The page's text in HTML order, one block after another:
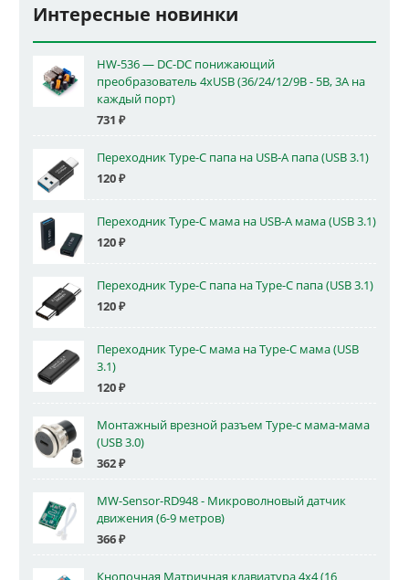
Интересные новинки
HW-536 — DC-DC понижающий
преобразователь 4xUSB (36/24/12/9В - 5В, 3А на
каждый порт)
731 ₽
Переходник Type-C папа на USB-A папа (USB 3.1)
120₽
Переходник Type-C мама на USB-A мама (USB 3.1)
120₽
Переходник Type-C папа на Type-C папа (USB 3.1)
120₽
Переходник Type-C мама на Type-C мама (USB
3.1)
120₽
Монтажный врезной разъем Type-c мама-мама
(USB 3.0)
362₽
MW-Sensor-RD948 - Микроволновый датчик
движения (6-9 метров)
366₽